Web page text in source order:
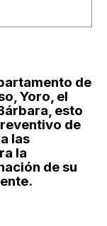
de
Yoro, el
esto
de
las
la
de su